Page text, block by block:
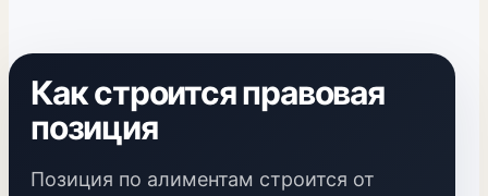
Как строится правовая
позиция
Позиция по алиментам строится от